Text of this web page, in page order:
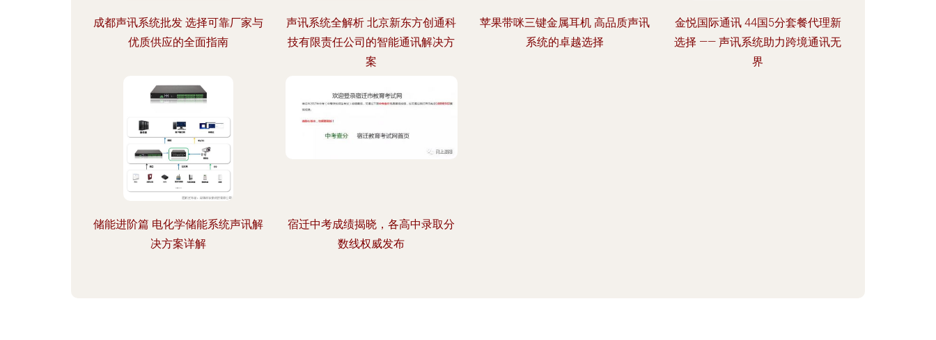
成都声讯系统批发 选择可靠厂家与
优质供应的全面指南
声讯系统全解析 北京新东方创通科
技有限责任公司的智能通讯解决方
案
苹果带咪三键金属耳机 高品质声讯
系统的卓越选择
金悦国际通讯 44国5分套餐代理新
选择 —— 声讯系统助力跨境通讯无
界
储能进阶篇 电化学储能系统声讯解
决方案详解
宿迁中考成绩揭晓，各高中录取分
数线权威发布